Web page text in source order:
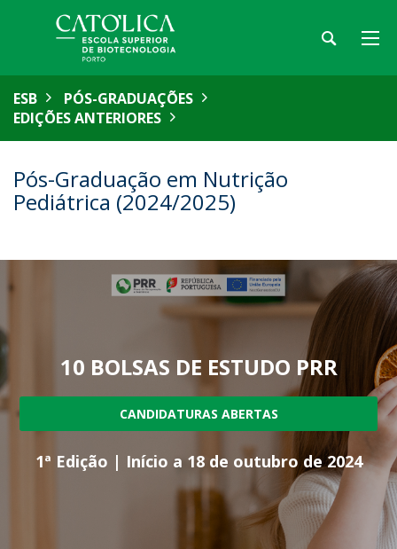
ESB
PÓS-GRADUAÇÕES
EDIÇÕES ANTERIORES
Pós-Graduação em Nutrição
Pediátrica (2024/2025)
10 BOLSAS DE ESTUDO PRR
CANDIDATURAS ABERTAS
1ª Edição | Início a 18 de outubro de 2024